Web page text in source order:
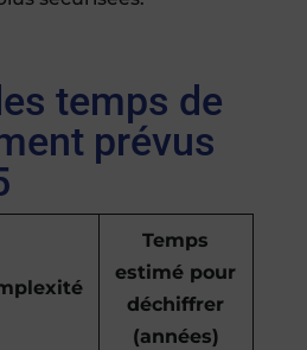
temps de
prévus
Temps
estimé pour
déchiffrer
(années)